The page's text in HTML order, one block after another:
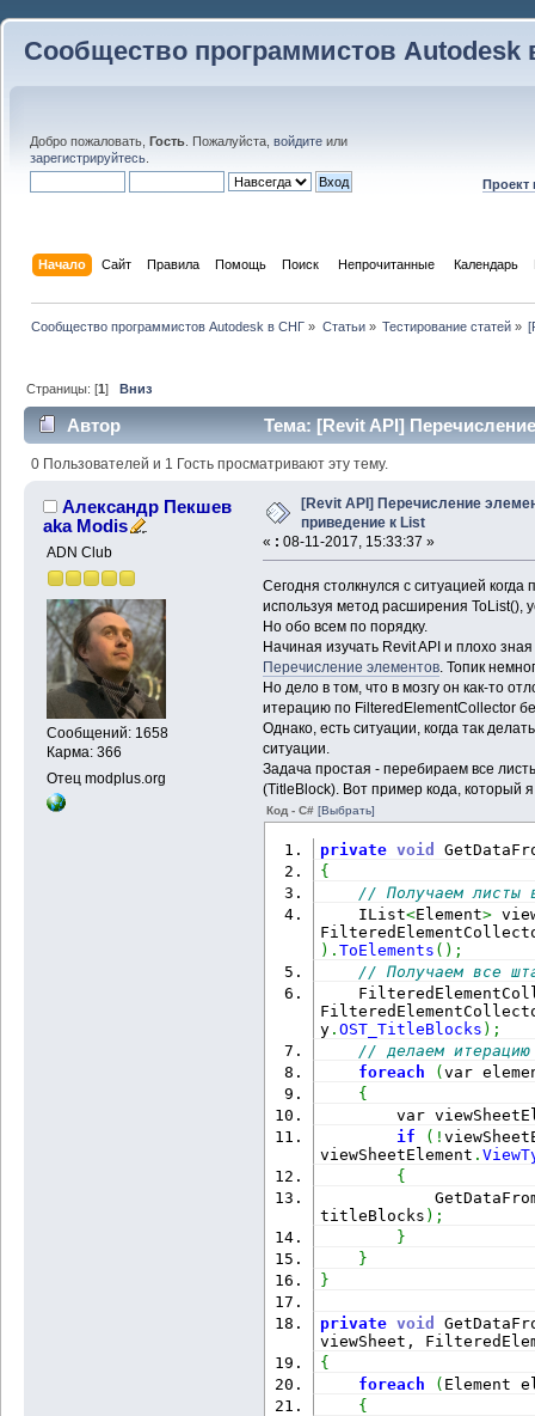
Сообщество программистов Autodesk
Добро пожаловать, Гость . Пожалуйста, войдите или
зарегистрируйтесь
Проект
Начало Сайт Правила Помощь Поиск Непрочитанные Календарь
Сообщество программистов Autodesk в СНГ » Статьи» Тестирование статей»
Страницы: [1]Вниз
Автор
Тема: [Revit API]
(Прочитано 17593 раз)
0 Пользователей и 1 Гость просматривают эту тему.
Александр Пекшев
aka Modis
ADN Club
Сообщений: 1658
Карма: 366
Отец modplus.org
[Revit API] Перечисление
приведение к List
« : 08-11-2017, 15:33:37 »
Сегодня столкнулся с ситуацией
используя метод расширения ToList(),
Но обо всем по порядку.
Начиная изучать Revit API и плохо
Перечисление элементов. Топик
Но дело в том, что в мозгу он как-то
итерацию по FilteredElementCollector
Однако, есть ситуации, когда так
ситуации.
Задача простая - перебираем все
(TitleBlock). Вот пример кода, который
Код - C# [Выбрать]
private void
{
// Получаем листы
IList<Element>
) .ToElements ( ) ;
// Получаем все
y .OST_TitleBlocks ) ;
// делаем итерацию
foreach
(var
{
var
if
( !
viewSheetElement .
{
titleBlocks ) ;
}
}
}
private void
viewSheet,
{
foreach
( Element
{